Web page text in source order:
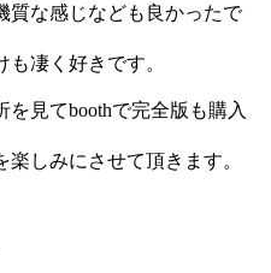
質な感じなども良かったで
凄く好きです。
見てboothで完全版も購入
しみにさせて頂きます。